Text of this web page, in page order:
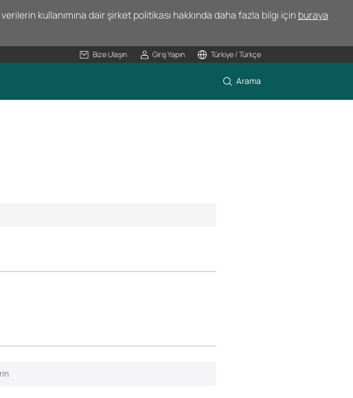
kullanımına dair şirket politikası hakkında daha fazla bilgi için buraya
Bize Ulaşın Giriş Yapın Türkiye / Türkçe
Arama